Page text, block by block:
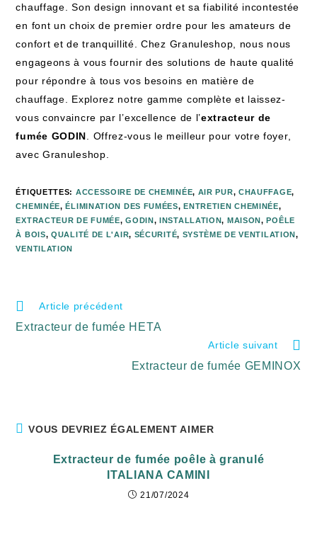
chauffage. Son design innovant et sa fiabilité incontestée
en font un choix de premier ordre pour les amateurs de
confort et de tranquillité. Chez Granuleshop, nous nous
engageons à vous fournir des solutions de haute qualité
pour répondre à tous vos besoins en matière de
chauffage. Explorez notre gamme complète et laissez-
vous convaincre par l’excellence de l’extracteur de
fumée GODIN . Offrez-vous le meilleur pour votre foyer,
avec Granuleshop.
ÉTIQUETTES: ACCESSOIRE DE CHEMINÉE, AIR PUR, CHAUFFAGE,
CHEMINÉE, ÉLIMINATION DES FUMÉES, ENTRETIEN CHEMINÉE,
EXTRACTEUR DE FUMÉE, GODIN, INSTALLATION, MAISON, POÊLE
À BOIS, QUALITÉ DE L'AIR, SÉCURITÉ, SYSTÈME DE VENTILATION,
VENTILATION
Article précédent
Extracteur de fumée HETA
Article suivant
Extracteur de fumée GEMINOX
VOUS DEVRIEZ ÉGALEMENT AIMER
Extracteur de fumée poêle à granulé
ITALIANA CAMINI
21/07/2024